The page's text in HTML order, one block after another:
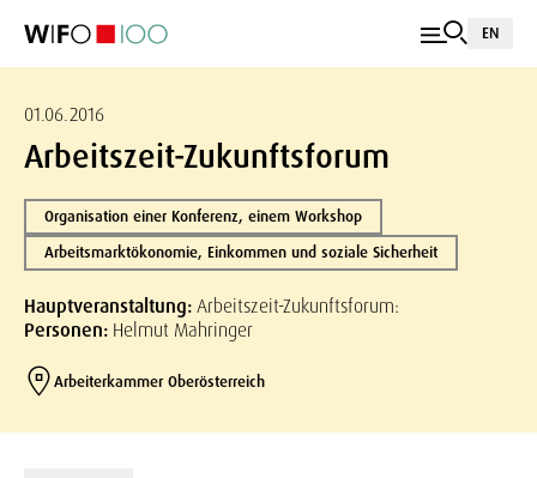
EN
01.06.2016
Arbeitszeit-Zukunftsforum
Organisation einer Konferenz, einem Workshop
Arbeitsmarktökonomie, Einkommen und soziale Sicherheit
Hauptveranstaltung:Arbeitszeit-Zukunftsforum:
Personen: Helmut Mahringer
Arbeiterkammer Oberösterreich